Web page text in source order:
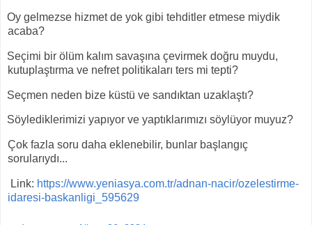
Oy gelmezse hizmet de yok gibi tehditler etmese miydik
acaba?
Seçimi bir ölüm kalım savaşına çevirmek doğru muydu,
kutuplaştırma ve nefret politikaları ters mi tepti?
Seçmen neden bize küstü ve sandıktan uzaklaştı?
Söylediklerimizi yapıyor ve yaptıklarımızı söylüyor muyuz?
Çok fazla soru daha eklenebilir, bunlar başlangıç
sorularıydı...
Link: https://www.yeniasya.com.tr/adnan-nacir/ozelestirme-
idaresi-baskanligi_595629